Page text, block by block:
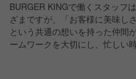
BURGER KINGで働くスタッフ
ざまですが、「お客様に美味し
という共通の想いを持った仲間
ームワークを大切にし、忙しい
す。未経験からスタートしたス